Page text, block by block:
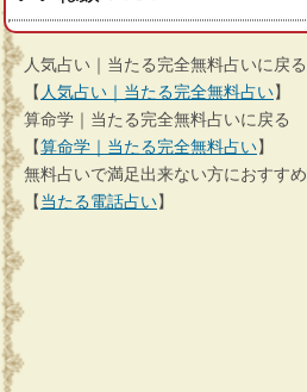
人気占い｜当たる完全無料占いに戻る
【 人気占い｜当たる完全無料占い】
算命学｜当たる完全無料占いに戻る
【算命学｜当たる完全無料占い】
無料占いで満足出来ない方におすすめ
【当たる電話占い】